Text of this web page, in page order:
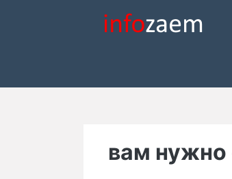
вам